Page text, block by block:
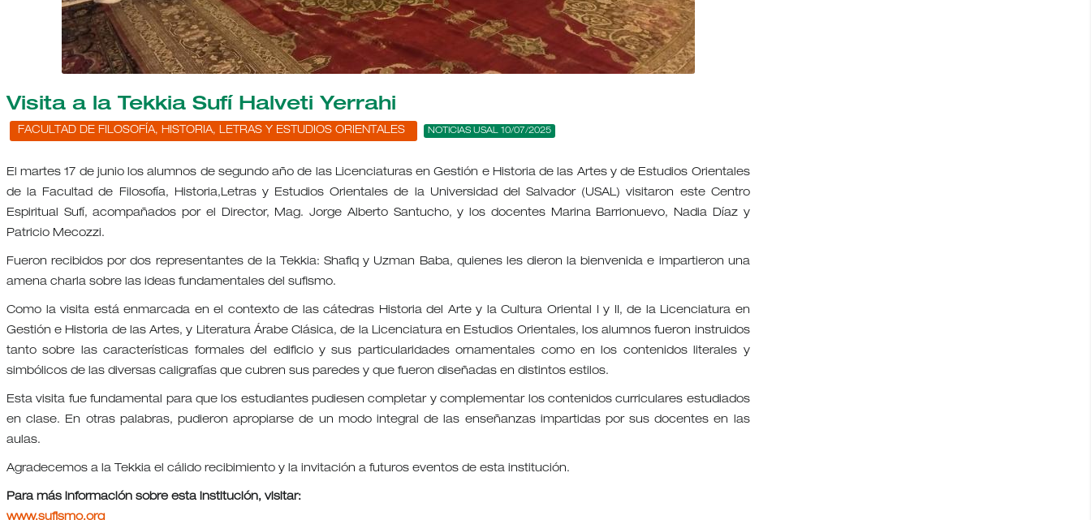
Visita a la Tekkia Sufí Halveti Yerrahi
FACULTAD DE FILOSOFÍA, HISTORIA, LETRAS Y ESTUDIOS ORIENTALES NOTICIAS USAL 10/07/2025
El martes 17 de junio los alumnos de segundo año de las Licenciaturas en Gestión e Historia de las Artes y de Estudios Orientales
de la Facultad de Filosofía, Historia,Letras y Estudios Orientales de la Universidad del Salvador (USAL) visitaron este Centro
Espiritual Sufí, acompañados por el Director, Mag. Jorge Alberto Santucho, y los docentes Marina Barrionuevo, Nadia Díaz y
Patricio Mecozzi.
Fueron recibidos por dos representantes de la Tekkia: Shafiq y Uzman Baba, quienes les dieron la bienvenida e impartieron una
amena charla sobre las ideas fundamentales del sufismo.
Como la visita está enmarcada en el contexto de las cátedras Historia del Arte y la Cultura Oriental I y II, de la Licenciatura en
Gestión e Historia de las Artes, y Literatura Árabe Clásica, de la Licenciatura en Estudios Orientales, los alumnos fueron instruidos
tanto sobre las características formales del edificio y sus particularidades ornamentales como en los contenidos literales y
simbólicos de las diversas caligrafías que cubren sus paredes y que fueron diseñadas en distintos estilos.
Esta visita fue fundamental para que los estudiantes pudiesen completar y complementar los contenidos curriculares estudiados
en clase. En otras palabras, pudieron apropiarse de un modo integral de las enseñanzas impartidas por sus docentes en las
aulas.
Agradecemos a la Tekkia el cálido recibimiento y la invitación a futuros eventos de esta institución.
Para más información sobre esta institución, visitar: